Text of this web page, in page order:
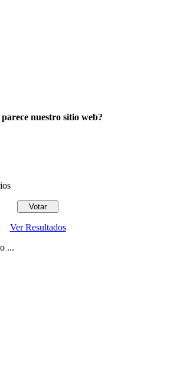
parece nuestro sitio web?
Ver Resultados
...